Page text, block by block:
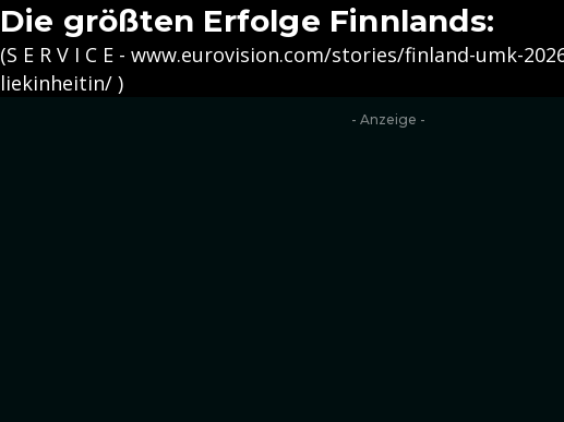
Die größten Erfolge Finnlands:
(S E R V I C E - www.eurovision.com/stories/finland-umk-
liekinheitin/ )
- Anzeige -